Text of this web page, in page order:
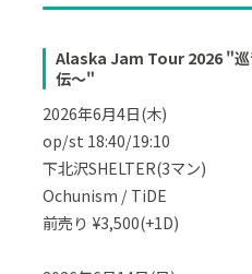
Alaska Jam Tour 2026 "巡
伝〜"
2026年6月4日(木)
op/st 18:40/19:10
下北沢SHELTER(3マン)
Ochunism / TiDE
前売り ¥3,500(+1D)